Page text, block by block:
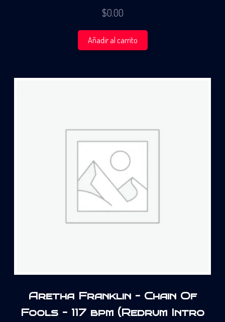
$0.00
Añadir al carrito
Aretha Franklin – Chain Of
Fools – 117 bpm (Redrum Intro